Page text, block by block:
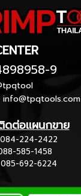
9
info@tpqtools.com
ดต่อแผนกขาย
084-224-2422
585-1458
085-692-6224